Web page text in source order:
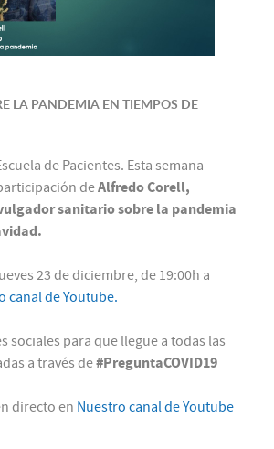
LA PANDEMIA EN TIEMPOS DE
de Pacientes. Esta semana
deAlfredo Corell,
sanitario sobre la pandemia
23 de diciembre, de 19:00h a
canal de Youtube.
sociales para que llegue a todas las
a través de#PreguntaCOVID19
directo en Nuestro canal de Youtube